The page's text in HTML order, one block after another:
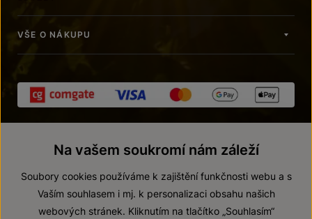
VŠE O NÁKUPU
© 2026 ZNOVÍN ZNOJMO, a. s.
Na vašem soukromí nám záleží
Soubory cookies používáme k zajištění funkčnosti webu a s
Vaším souhlasem i mj. k personalizaci obsahu našich
webových stránek. Kliknutím na tlačítko „Souhlasím“